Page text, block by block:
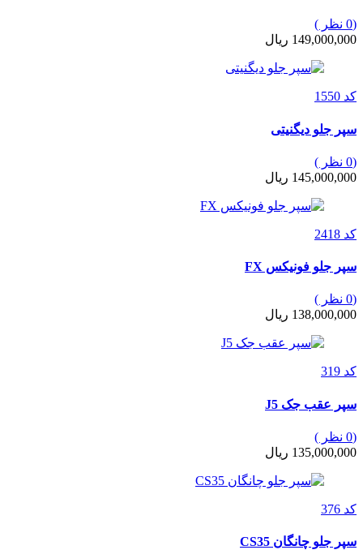
(0 نظر )
149,000,000 ریال
کد 1550
سپر جلو دیگنیتی
(0 نظر )
145,000,000 ریال
کد 2418
سپر جلو فونیکس FX
(0 نظر )
138,000,000 ریال
کد 319
سپر عقب جک J5
(0 نظر )
135,000,000 ریال
کد 376
سپر جلو چانگان CS35